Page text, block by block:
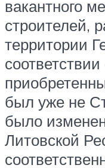
вакантного
строителей,
территории
был уже не
было
Литовской